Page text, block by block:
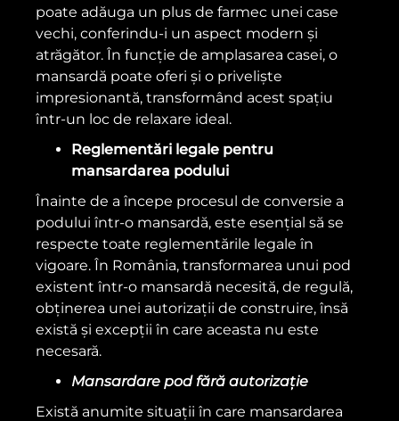
poate adăuga un plus de farmec unei case
vechi, conferindu-i un aspect modern și
atrăgător. În funcție de amplasarea casei, o
mansardă poate oferi și o priveliște
impresionantă, transformând acest spațiu
într-un loc de relaxare ideal.
Reglementări legale pentru
mansardarea podului
Înainte de a începe procesul de conversie a
podului într-o mansardă, este esențial să se
respecte toate reglementările legale în
vigoare. În România, transformarea unui pod
existent într-o mansardă necesită, de regulă,
obținerea unei autorizații de construire, însă
există și excepții în care aceasta nu este
necesară.
Mansardare pod fără autorizație
Există anumite situații în care mansardarea